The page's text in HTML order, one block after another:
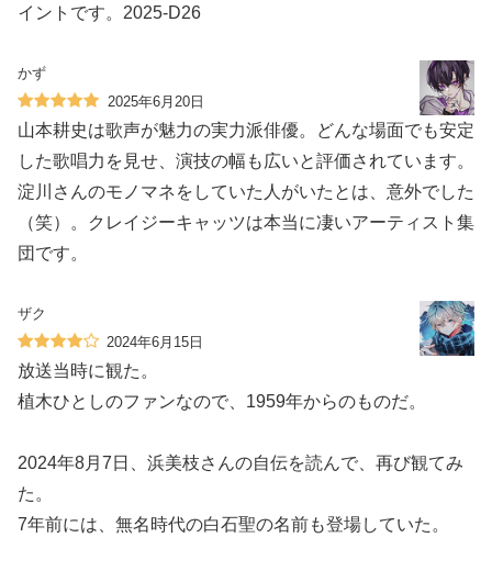
イントです。2025-D26
かず
2025年6月20日
山本耕史は歌声が魅力の実力派俳優。どんな場面でも安定
した歌唱力を見せ、演技の幅も広いと評価されています。
淀川さんのモノマネをしていた人がいたとは、意外でした
（笑）。クレイジーキャッツは本当に凄いアーティスト集
団です。
ザク
2024年6月15日
放送当時に観た。
植木ひとしのファンなので、1959年からのものだ。
2024年8月7日、浜美枝さんの自伝を読んで、再び観てみ
た。
7年前には、無名時代の白石聖の名前も登場していた。